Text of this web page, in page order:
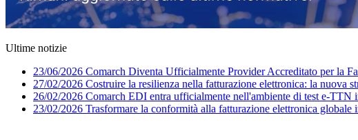
Ultime notizie
23/06/2026 Comarch Diventa Ufficialmente Provider Accreditato per la
27/02/2026 Costruire la resilienza nella fatturazione elettronica: la nuova
26/02/2026 Comarch EDI entra ufficialmente nell'ambiente di test e-TTN
23/02/2026 Trasformare la conformità alla fatturazione elettronica globale